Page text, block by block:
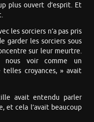
plus ouvert d’esprit. Et
les sorciers n’a pas pris
garder les sorciers sous
sur leur meurtre.
voir comme un
croyances, » avait
avait entendu parler
et cela l’avait beaucoup